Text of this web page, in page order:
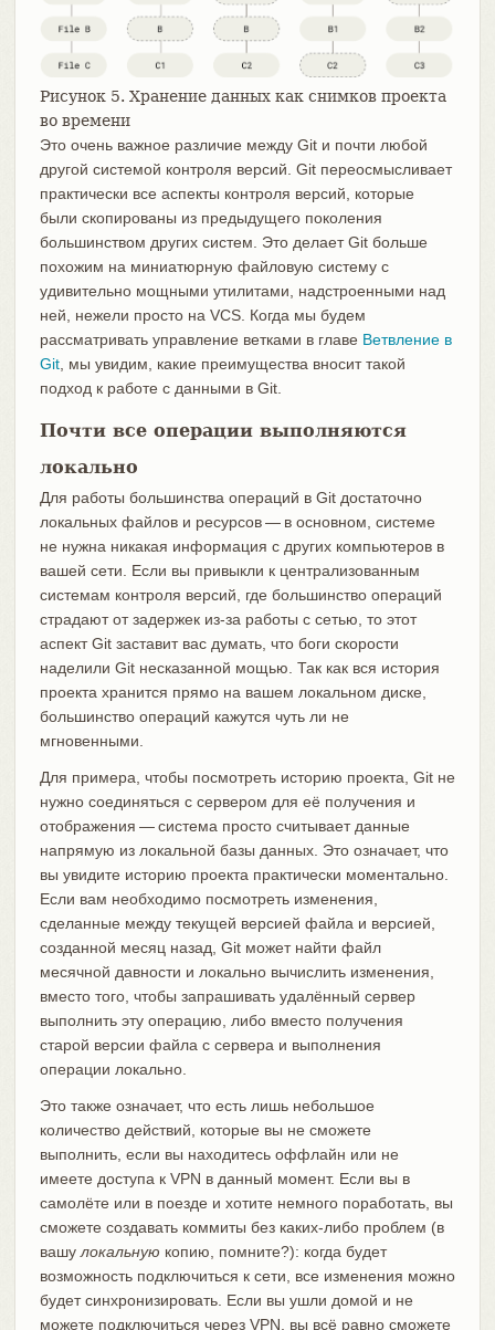
Рисунок 5. Хранение данных как снимков проекта
во времени
Это очень важное различие между Git и почти любой
другой системой контроля версий. Git переосмысливает
практически все аспекты контроля версий, которые
были скопированы из предыдущего поколения
большинством других систем. Это делает Git больше
похожим на миниатюрную файловую систему с
удивительно мощными утилитами, надстроенными над
ней, нежели просто на VCS. Когда мы будем
рассматривать управление ветками в главе Ветвление в
Git, мы увидим, какие преимущества вносит такой
подход к работе с данными в Git.
Почти все операции выполняются
локально
Для работы большинства операций в Git достаточно
локальных файлов и ресурсов — в основном, системе
не нужна никакая информация с других компьютеров в
вашей сети. Если вы привыкли к централизованным
системам контроля версий, где большинство операций
страдают от задержек из-за работы с сетью, то этот
аспект Git заставит вас думать, что боги скорости
наделили Git несказанной мощью. Так как вся история
проекта хранится прямо на вашем локальном диске,
большинство операций кажутся чуть ли не
мгновенными.
Для примера, чтобы посмотреть историю проекта, Git не
нужно соединяться с сервером для её получения и
отображения — система просто считывает данные
напрямую из локальной базы данных. Это означает, что
вы увидите историю проекта практически моментально.
Если вам необходимо посмотреть изменения,
сделанные между текущей версией файла и версией,
созданной месяц назад, Git может найти файл
месячной давности и локально вычислить изменения,
вместо того, чтобы запрашивать удалённый сервер
выполнить эту операцию, либо вместо получения
старой версии файла с сервера и выполнения
операции локально.
Это также означает, что есть лишь небольшое
количество действий, которые вы не сможете
выполнить, если вы находитесь оффлайн или не
имеете доступа к VPN в данный момент. Если вы в
самолёте или в поезде и хотите немного поработать, вы
сможете создавать коммиты без каких-либо проблем (в
вашу локальную копию, помните?): когда будет
возможность подключиться к сети, все изменения можно
будет синхронизировать. Если вы ушли домой и не
можете подключиться через VPN, вы всё равно сможете